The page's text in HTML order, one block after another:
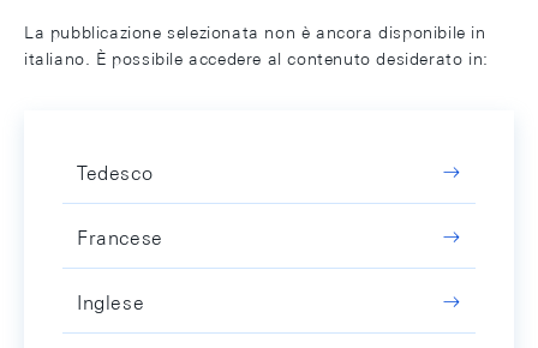
La pubblicazione selezionata non è ancora disponibile in
italiano. È possibile accedere al contenuto desiderato in:
Tedesco
Francese
Inglese